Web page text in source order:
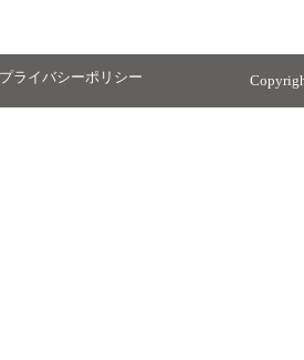
プライバシーポリシー